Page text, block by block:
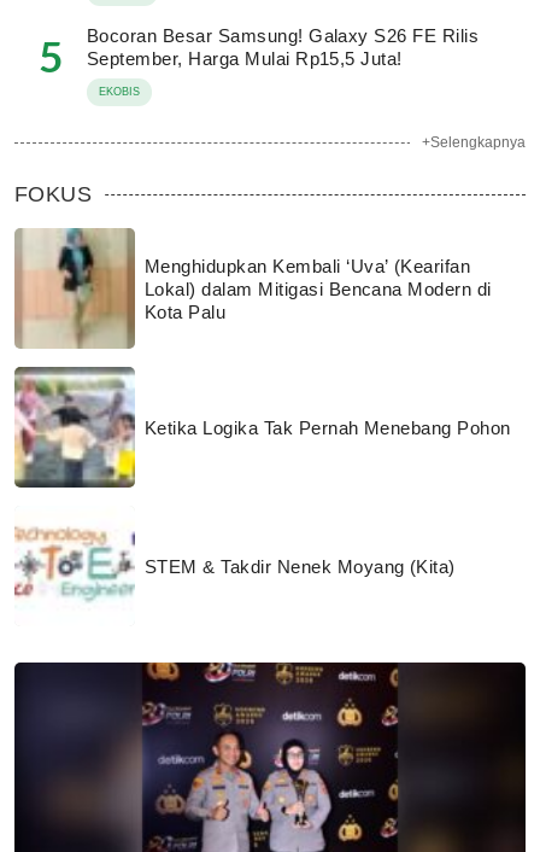
5
Bocoran Besar Samsung! Galaxy S26 FE Rilis
September, Harga Mulai Rp15,5 Juta!
EKOBIS
+Selengkapnya
FOKUS
Menghidupkan Kembali ‘Uva’ (Kearifan
Lokal) dalam Mitigasi Bencana Modern di
Kota Palu
Ketika Logika Tak Pernah Menebang Pohon
STEM & Takdir Nenek Moyang (Kita)